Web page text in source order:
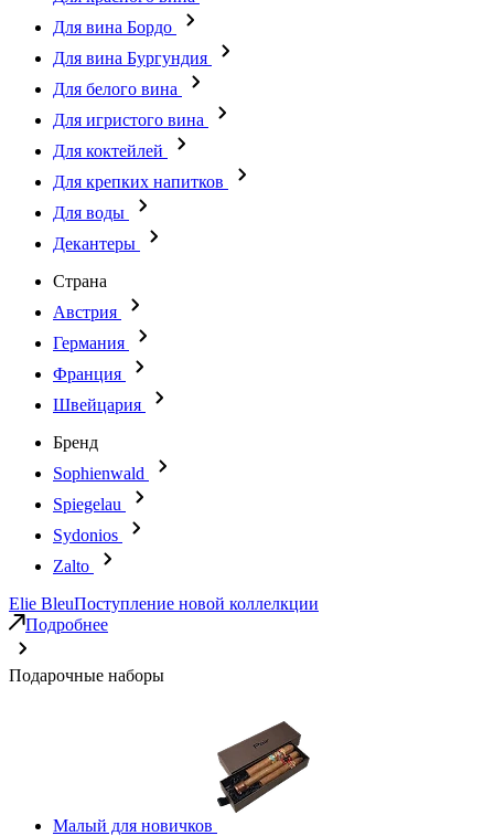
Для вина Бордо
Для вина Бургундия
Для белого вина
Для игристого вина
Для коктейлей
Для крепких напитков
Для воды
Декантеры
Страна
Австрия
Германия
Франция
Швейцария
Бренд
Sophienwald
Spiegelau
Sydonios
Zalto
Elie BleuПоступление новой коллелкции
Подробнее
Подарочные наборы
Малый для новичков